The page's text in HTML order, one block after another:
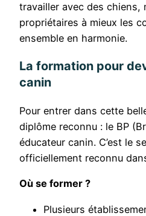
travailler avec des chiens,
propriétaires à mieux les
ensemble en harmonie.
La formation pour
canin
Pour entrer dans cette
diplôme reconnu : le BP
éducateur canin. C’est le
officiellement reconnu
Où se former ?
Plusieurs